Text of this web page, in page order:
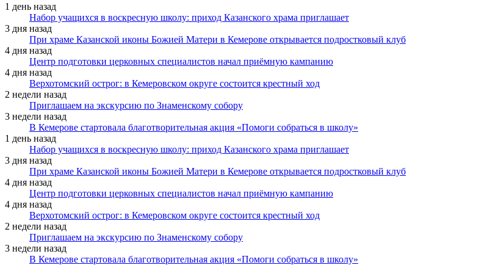
1 день назад
Набор учащихся в воскресную школу: приход Казанского храма приглашает
3 дня назад
При храме Казанской иконы Божией Матери в Кемерове открывается подростковый клуб
4 дня назад
Центр подготовки церковных специалистов начал приёмную кампанию
4 дня назад
Верхотомский острог: в Кемеровском округе состоится крестный ход
2 недели назад
Приглашаем на экскурсию по Знаменскому собору
3 недели назад
В Кемерове стартовала благотворительная акция «Помоги собраться в школу»
1 день назад
Набор учащихся в воскресную школу: приход Казанского храма приглашает
3 дня назад
При храме Казанской иконы Божией Матери в Кемерове открывается подростковый клуб
4 дня назад
Центр подготовки церковных специалистов начал приёмную кампанию
4 дня назад
Верхотомский острог: в Кемеровском округе состоится крестный ход
2 недели назад
Приглашаем на экскурсию по Знаменскому собору
3 недели назад
В Кемерове стартовала благотворительная акция «Помоги собраться в школу»